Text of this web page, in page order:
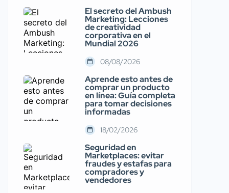
El secreto del Ambush
Marketing: Lecciones
de creatividad
corporativa en el
Mundial 2026
08/08/2026
Aprende esto antes de
comprar un producto
en línea: Guía completa
para tomar decisiones
informadas
18/02/2026
Seguridad en
Marketplaces: evitar
fraudes y estafas para
compradores y
vendedores